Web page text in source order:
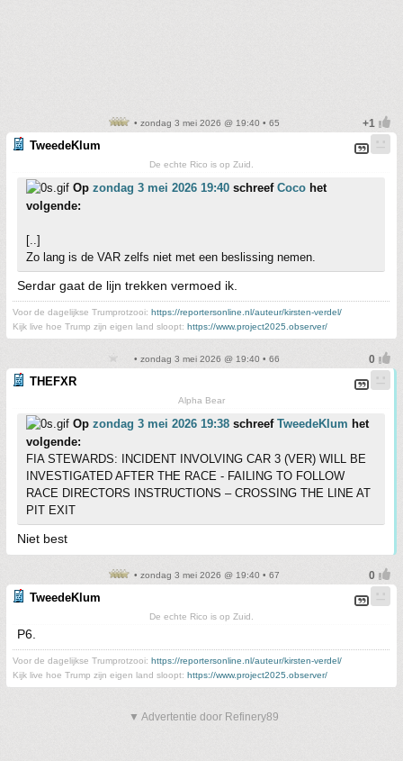
• zondag 3 mei 2026 @ 19:40 • 65
TweedeKlum
De echte Rico is op Zuid.
Op zondag 3 mei 2026 19:40 schreef Coco het
volgende:
[..]
Zo lang is de VAR zelfs niet met een beslissing nemen.
Serdar gaat de lijn trekken vermoed ik.
Voor de dagelijkse Trumprotzooi: https://reportersonline.nl/auteur/kirsten-verdel/
Kijk live hoe Trump zijn eigen land sloopt: https://www.project2025.observer/
• zondag 3 mei 2026 @ 19:40 • 66
THEFXR
Alpha Bear
Op zondag 3 mei 2026 19:38 schreef TweedeKlum het
volgende:
FIA STEWARDS: INCIDENT INVOLVING CAR 3 (VER) WILL BE
INVESTIGATED AFTER THE RACE - FAILING TO FOLLOW
RACE DIRECTORS INSTRUCTIONS – CROSSING THE LINE AT
PIT EXIT
Niet best
• zondag 3 mei 2026 @ 19:40 • 67
TweedeKlum
De echte Rico is op Zuid.
P6.
Voor de dagelijkse Trumprotzooi: https://reportersonline.nl/auteur/kirsten-verdel/
Kijk live hoe Trump zijn eigen land sloopt: https://www.project2025.observer/
▼ Advertentie door Refinery89